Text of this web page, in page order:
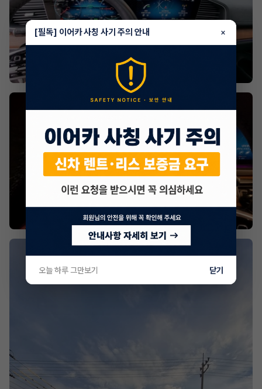
[필독] 이어카 사칭 사기 주의 안내 ×
오늘 하루 그만보기 닫기